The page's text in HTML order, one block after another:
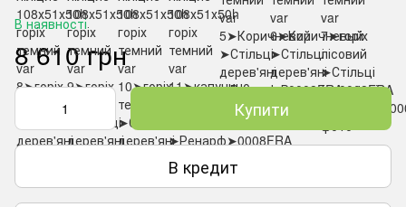
В наявності
8 610 грн
Купити
В кредит